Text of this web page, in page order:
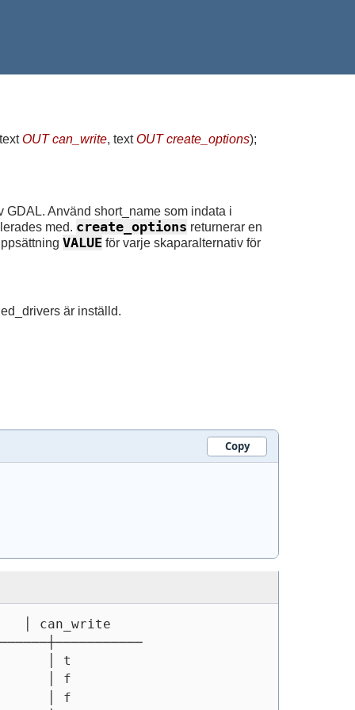
OUT can_write, textOUT create_options);
GDAL. Använd short_name som indata i
med. create_options returnerar en
VALUE för varje skaparalternativ för
är inställd.
Copy
can_write
│ t
│ f
│ f